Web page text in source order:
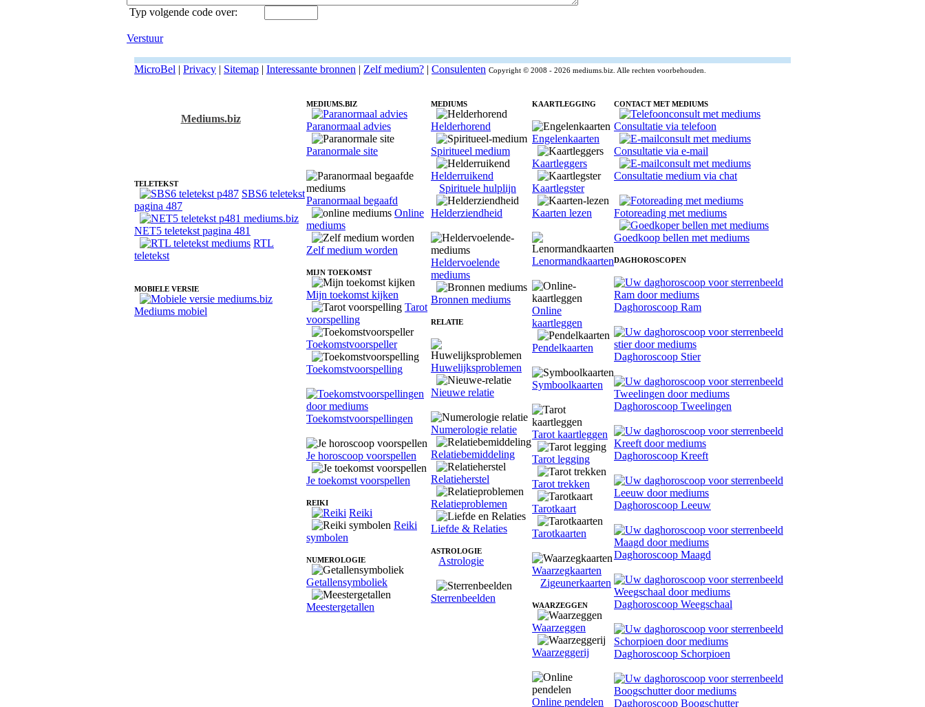
Typ volgende code over:
Verstuur
MicroBel | Privacy | Sitemap | Interessante bronnen | Zelf medium? | Consulenten Copyright © 2008 - 2026 mediums.biz. Alle rechten voorbehouden.
Mediums.biz
TELETEKST
SBS6 teletekst
pagina 487
NET5 teletekst pagina 481
RTL
teletekst
MOBIELE VERSIE
Mediums mobiel
MEDIUMS.BIZ
Paranormaal advies
Paranormale site
Paranormaal begaafd
Online
mediums
Zelf medium worden
MIJN TOEKOMST
Mijn toekomst kijken
Tarot
voorspelling
Toekomstvoorspeller
Toekomstvoorspelling
Toekomstvoorspellingen
Je horoscoop voorspellen
Je toekomst voorspellen
REIKI
Reiki
Reiki
symbolen
NUMEROLOGIE
Getallensymboliek
Meestergetallen
MEDIUMS
Helderhorend
Spiritueel medium
Helderruikend
Spirituele hulplijn
Helderziendheid
Heldervoelende
mediums
Bronnen mediums
RELATIE
Huwelijksproblemen
Nieuwe relatie
Numerologie relatie
Relatiebemiddeling
Relatieherstel
Relatieproblemen
Liefde & Relaties
ASTROLOGIE
Astrologie
Sterrenbeelden
KAARTLEGGING
Engelenkaarten
Kaartleggers
Kaartlegster
Kaarten lezen
Lenormandkaarten
Online
kaartleggen
Pendelkaarten
Symboolkaarten
Tarot kaartleggen
Tarot legging
Tarot trekken
Tarotkaart
Tarotkaarten
Waarzegkaarten
Zigeunerkaarten
WAARZEGGEN
Waarzeggen
Waarzeggerij
Online pendelen
CONTACT MET MEDIUMS
Consultatie via telefoon
Consultatie via e-mail
Consultatie medium via chat
Fotoreading met mediums
Goedkoop bellen met mediums
DAGHOROSCOPEN
Daghoroscoop Ram
Daghoroscoop Stier
Daghoroscoop Tweelingen
Daghoroscoop Kreeft
Daghoroscoop Leeuw
Daghoroscoop Maagd
Daghoroscoop Weegschaal
Daghoroscoop Schorpioen
Daghoroscoop Boogschutter